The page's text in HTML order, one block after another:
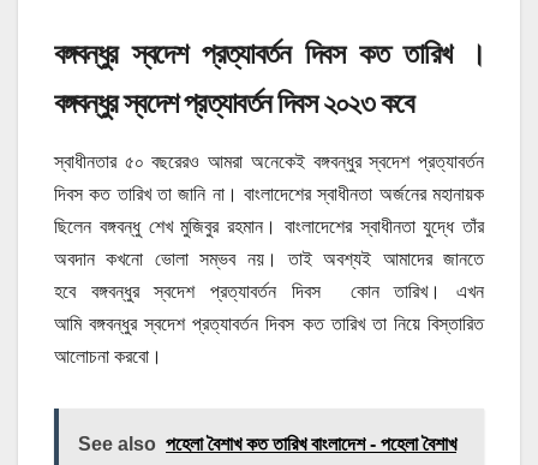
বঙ্গবন্ধুর স্বদেশ প্রত্যাবর্তন দিবস কত তারিখ ।
বঙ্গবন্ধুর স্বদেশ প্রত্যাবর্তন দিবস ২০২৩ কবে
স্বাধীনতার ৫০ বছরেরও আমরা অনেকেই বঙ্গবন্ধুর স্বদেশ প্রত্যাবর্তন
দিবস কত তারিখ তা জানি না। বাংলাদেশের স্বাধীনতা অর্জনের মহানায়ক
ছিলেন বঙ্গবন্ধু শেখ মুজিবুর রহমান। বাংলাদেশের স্বাধীনতা যুদ্ধে তাঁর
অবদান কখনো ভোলা সম্ভব নয়। তাই অবশ্যই আমাদের জানতে
হবে বঙ্গবন্ধুর স্বদেশ প্রত্যাবর্তন দিবস কোন তারিখ। এখন
আমি বঙ্গবন্ধুর স্বদেশ প্রত্যাবর্তন দিবস কত তারিখ তা নিয়ে বিস্তারিত
আলোচনা করবো।
See also পহেলা বৈশাখ কত তারিখ বাংলাদেশ - পহেলা বৈশাখ